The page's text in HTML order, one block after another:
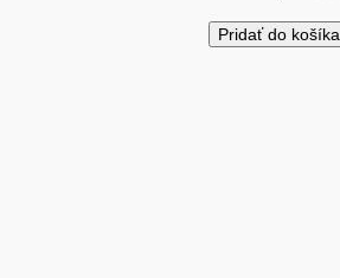
Pridať do košíka